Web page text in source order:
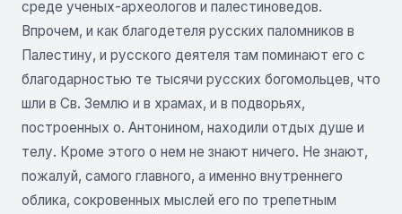
среде ученых-археологов и палестиноведов.
Впрочем, и как благодетеля русских паломников в
Палестину, и русского деятеля там поминают его с
благодарностью те тысячи русских богомольцев, что
шли в Св. Землю и в храмах, и в подворьях,
построенных о. Антонином, находили отдых душе и
телу. Кроме этого о нем не знают ничего. Не знают,
пожалуй, самого главного, а именно внутреннего
облика, сокровенных мыслей его по трепетным